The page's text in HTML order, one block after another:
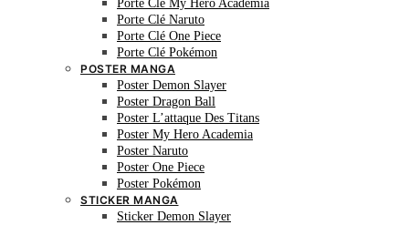
Porte Clé My Hero Academia
Porte Clé Naruto
Porte Clé One Piece
Porte Clé Pokémon
POSTER MANGA
Poster Demon Slayer
Poster Dragon Ball
Poster L’attaque Des Titans
Poster My Hero Academia
Poster Naruto
Poster One Piece
Poster Pokémon
STICKER MANGA
Sticker Demon Slayer